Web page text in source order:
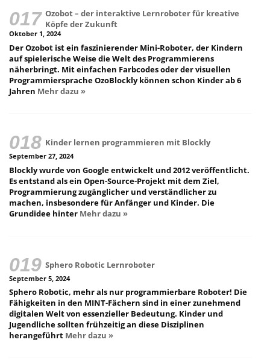
Ozobot – der interaktive Lernroboter für kreative
Köpfe der Zukunft
Oktober 1, 2024
Der Ozobot ist ein faszinierender Mini-Roboter, der Kindern
auf spielerische Weise die Welt des Programmierens
näherbringt. Mit einfachen Farbcodes oder der visuellen
Programmiersprache OzoBlockly können schon Kinder ab 6
Jahren Mehr dazu »
Kinder lernen programmieren mit Blockly
September 27, 2024
Blockly wurde von Google entwickelt und 2012 veröffentlicht.
Es entstand als ein Open-Source-Projekt mit dem Ziel,
Programmierung zugänglicher und verständlicher zu
machen, insbesondere für Anfänger und Kinder. Die
Grundidee hinter Mehr dazu »
Sphero Robotic Lernroboter
September 5, 2024
Sphero Robotic, mehr als nur programmierbare Roboter! Die
Fähigkeiten in den MINT-Fächern sind in einer zunehmend
digitalen Welt von essenzieller Bedeutung. Kinder und
Jugendliche sollten frühzeitig an diese Disziplinen
herangeführt Mehr dazu »